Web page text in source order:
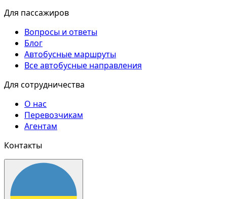
Для пассажиров
Вопросы и ответы
Блог
Автобусные маршруты
Все автобусные направления
Для сотрудничества
О нас
Перевозчикам
Агентам
Контакты